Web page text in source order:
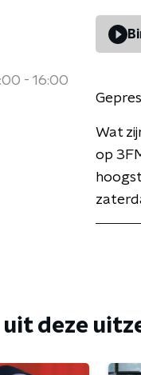
- 16:00
Wat
op
uit deze